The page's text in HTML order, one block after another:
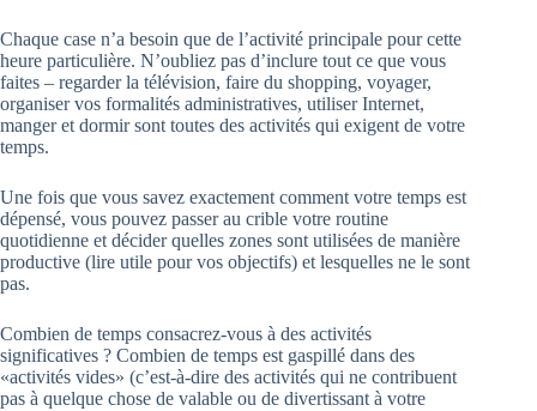
Chaque case n’a besoin que de l’activité principale pour cette
heure particulière. N’oubliez pas d’inclure tout ce que vous
faites – regarder la télévision, faire du shopping, voyager,
organiser vos formalités administratives, utiliser Internet,
manger et dormir sont toutes des activités qui exigent de votre
temps.
Une fois que vous savez exactement comment votre temps est
dépensé, vous pouvez passer au crible votre routine
quotidienne et décider quelles zones sont utilisées de manière
productive (lire utile pour vos objectifs) et lesquelles ne le sont
pas.
Combien de temps consacrez-vous à des activités
significatives ? Combien de temps est gaspillé dans des
«activités vides» (c’est-à-dire des activités qui ne contribuent
pas à quelque chose de valable ou de divertissant à votre